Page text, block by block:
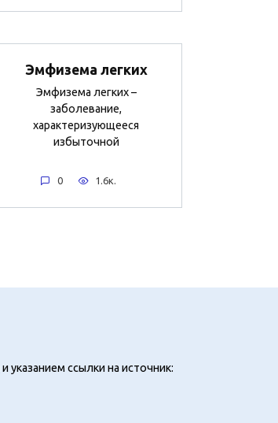
Эмфизема легких
Эмфизема легких –
заболевание,
характеризующееся
избыточной
0 1.6к.
и указанием ссылки на источник: